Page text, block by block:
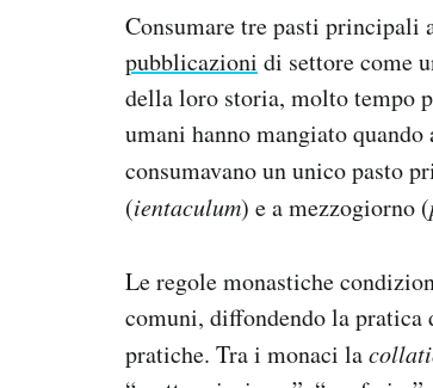
Consumare tre pasti principali
pubblicazioni di settore come
della loro storia, molto tempo
umani hanno mangiato
consumavano un unico pasto
(ientaculum) e a mezzogiorno (
Le regole monastiche
comuni, diffondendo la
pratiche. Tra i monaci la